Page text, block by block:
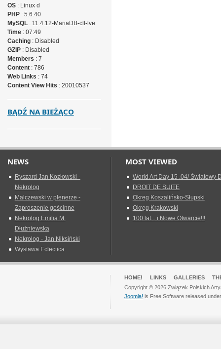
OS: Linux d
PHP: 5.6.40
MySQL: 11.4.12-MariaDB-cll-lve
Time: 07:49
Caching: Disabled
GZIP: Disabled
Members : 7
Content: 786
Web Links : 74
Content View Hits : 20010537
BĄDŹ NA BIEŻĄCO
NEWS
Ryszard Jan Kozłowski -
Nekrolog
Malczewski w plenerze -
Zaproszenie gościnne
Nekrolog Emilia M.
Dłużniewska
Nekrolog - Jan Niksiński
Wystawa Eclectica
MOST VIEWED
World Art Day 15 .04/ Światowy
DROIT DE SUITE
Okreg Koszalińsko-Słupski
Okręg Krakowski
100 lat... i Nowe Otwarcie!!!
HOME! LINKS GALLERIES
Copyright © 2026 Związek Polskich
Joomla! is Free Software released